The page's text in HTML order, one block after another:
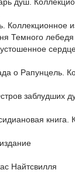
Коллекционное
Темного лебедя
о Рапунцель.
заблудших
книга.
Найтсвилля